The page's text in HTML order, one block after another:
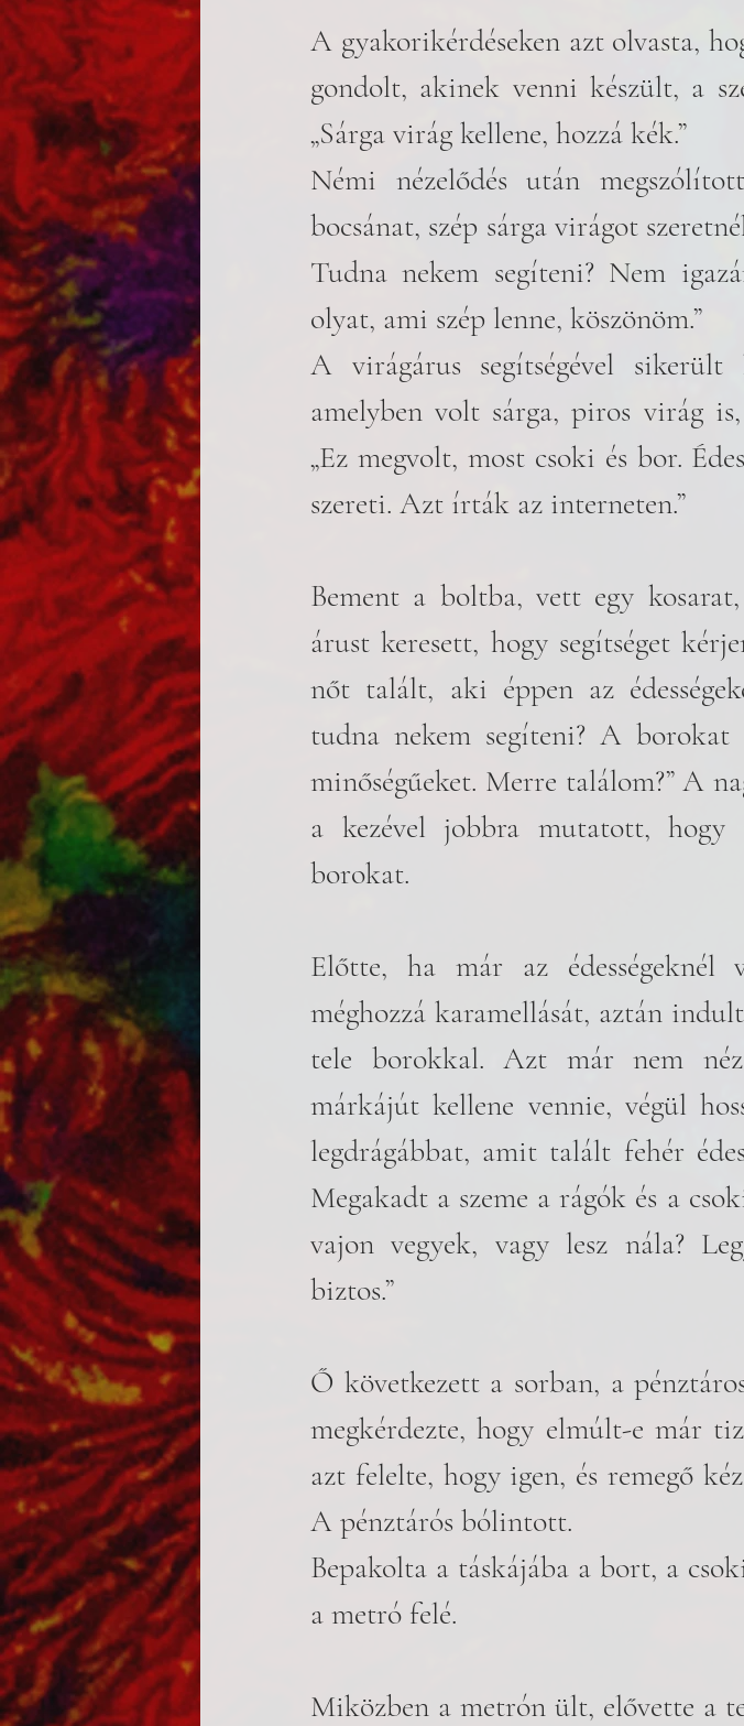
A gyakorikérdéseken azt olvasta,
gondolt, akinek venni készült, a
„Sárga virág kellene, hozzá kék.”
Némi nézelődés után
bocsánat, szép sárga virágot
Tudna nekem segíteni? Nem
olyat, ami szép lenne, köszönöm.”
A virágárus segítségével
amelyben volt sárga, piros virág
„Ez megvolt, most csoki és bor.
szereti. Azt írták az interneten.”
Bement a boltba, vett egy
árust keresett, hogy segítséget
nőt talált, aki éppen az
tudna nekem segíteni? A
minőségűeket. Merre találom?” A
a kezével jobbra mutatott,
borokat.
Előtte, ha már az
méghozzá karamellását, aztán
tele borokkal. Azt már nem
márkájút kellene vennie, végül
legdrágábbat, amit talált fehér
Megakadt a szeme a rágók és a
vajon vegyek, vagy lesz nála?
biztos.”
Ő következett a sorban, a
megkérdezte, hogy elmúlt-e már
azt felelte, hogy igen, és remegő
A pénztárós bólintott.
Bepakolta a táskájába a bort, a
a metró felé.
Miközben a metrón ült, elővette a